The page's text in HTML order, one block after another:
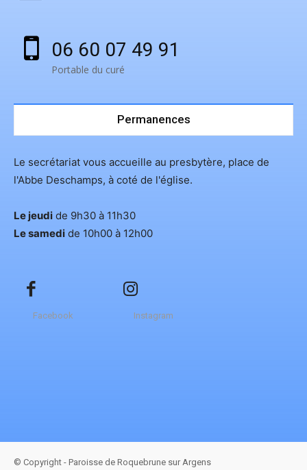
06 60 07 49 91
Portable du curé
Permanences
Le secrétariat vous accueille au presbytère, place de
l'Abbe Deschamps, à coté de l'église.
Le jeudi de 9h30 à 11h30
Le samedi de 10h00 à 12h00
Facebook Instagram
© Copyright - Paroisse de Roquebrune sur Argens